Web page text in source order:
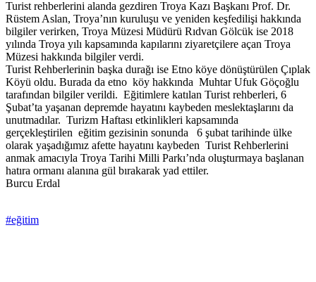
Turist rehberlerini alanda gezdiren Troya Kazı Başkanı Prof. Dr.
Rüstem Aslan, Troya’nın kuruluşu ve yeniden keşfedilişi hakkında
bilgiler verirken, Troya Müzesi Müdürü Rıdvan Gölcük ise 2018
yılında Troya yılı kapsamında kapılarını ziyaretçilere açan Troya
Müzesi hakkında bilgiler verdi.
Turist Rehberlerinin başka durağı ise Etno köye dönüştürülen Çıplak
Köyü oldu. Burada da etno köy hakkında Muhtar Ufuk Göçoğlu
tarafından bilgiler verildi. Eğitimlere katılan Turist rehberleri, 6
Şubat’ta yaşanan depremde hayatını kaybeden meslektaşlarını da
unutmadılar. Turizm Haftası etkinlikleri kapsamında
gerçekleştirilen eğitim gezisinin sonunda 6 şubat tarihinde ülke
olarak yaşadığımız afette hayatını kaybeden Turist Rehberlerini
anmak amacıyla Troya Tarihi Milli Parkı’nda oluşturmaya başlanan
hatıra ormanı alanına gül bırakarak yad ettiler.
Burcu Erdal
#eğitim